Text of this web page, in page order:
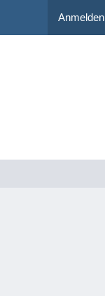
Anmelden